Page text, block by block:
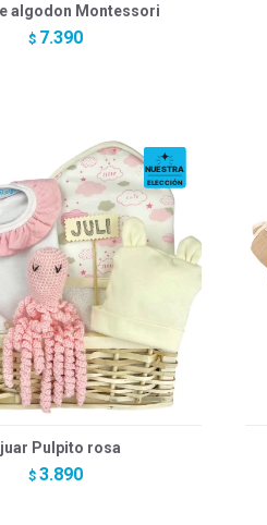
algodon Montessori
$ 7.390
Pulpito rosa
$ 3.890